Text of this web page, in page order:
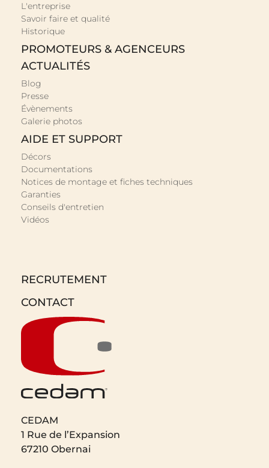
L'entreprise
Savoir faire et qualité
Historique
PROMOTEURS & AGENCEURS
ACTUALITÉS
Blog
Presse
Évènements
Galerie photos
AIDE ET SUPPORT
Décors
Documentations
Notices de montage et fiches techniques
Garanties
Conseils d'entretien
Vidéos
RECRUTEMENT
CONTACT
CEDAM
1 Rue de l’Expansion
67210 Obernai